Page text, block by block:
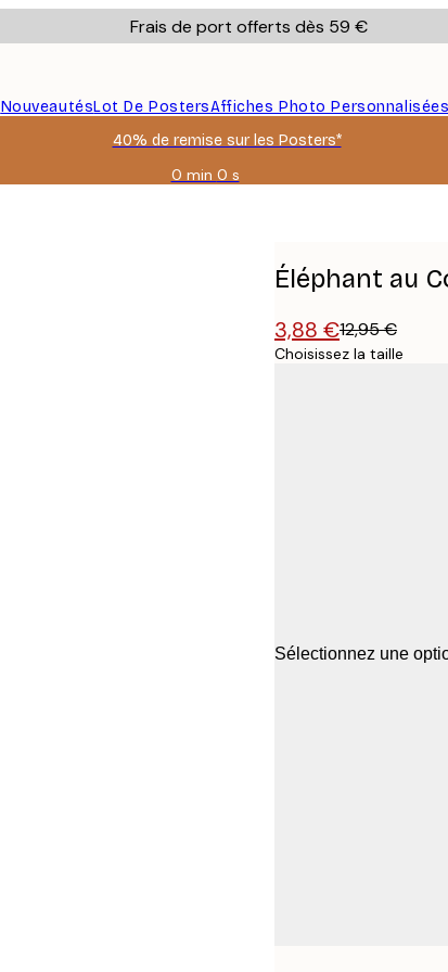
Frais de port offerts dès 59 €
NouveautésLot De PostersAffiches Photo
40% de remise sur les Posters*
0 min 0 s
Valable
Éléphant au
3,88 €12,95 €
Choisissez la taille
Sélectionnez une